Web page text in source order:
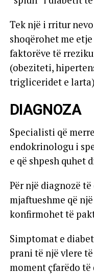
Tek një i rritur
shoqërohet me
faktorëve të
(obeziteti,
trigliceridet e
DIAGNOZA
Specialisti që
endokrinologu i
e që shpesh quhet
Për një diagnozë
mjaftueshme që
konfirmohet të
Simptomat e
prani të një vlere
moment çfarëdo të